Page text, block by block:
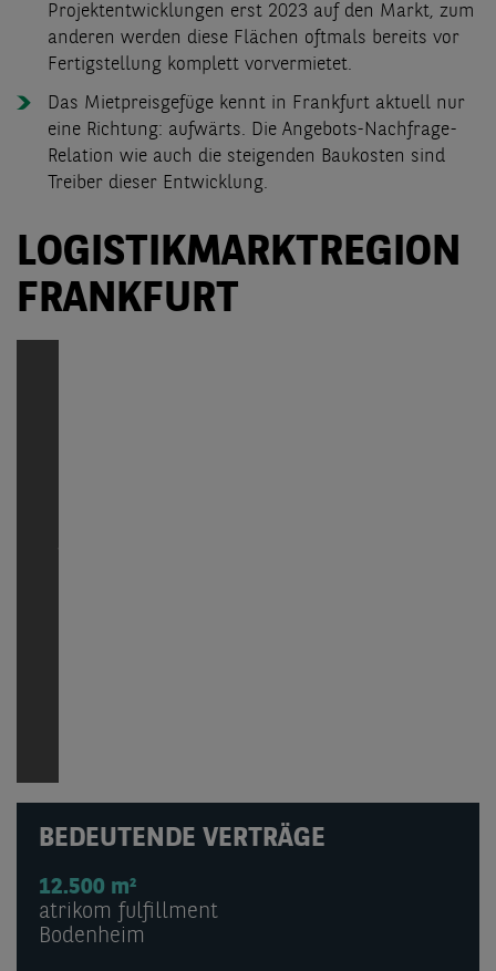
Projektentwicklungen erst 2023 auf den Markt, zum
anderen werden diese Flächen oftmals bereits vor
Fertigstellung komplett vorvermietet.
Das Mietpreisgefüge kennt in Frankfurt aktuell nur
eine Richtung: aufwärts. Die Angebots-Nachfrage-
Relation wie auch die steigenden Baukosten sind
Treiber dieser Entwicklung.
LOGISTIKMARKTREGION
FRANKFURT
BEDEUTENDE VERTRÄGE
12.500 m²
atrikom fulfillment
Bodenheim